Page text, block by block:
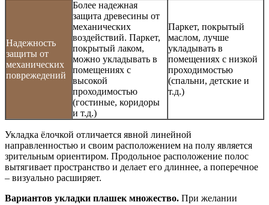
Надежность
защиты от
механических
поврежедений
Более надежная
защита древесины от
механических
воздействий. Паркет,
покрытый лаком,
можно укладывать в
помещениях с
высокой
проходимостью
(гостиные, коридоры
и т.д.)
Паркет, покрытый
маслом, лучше
укладывать в
помещениях с низкой
проходимостью
(спальни, детские и
т.д.)
Укладка ёлочкой отличается явной линейной
направленностью и своим расположением на полу является
зрительным ориентиром. Продольное расположение полос
вытягивает пространство и делает его длиннее, а поперечное
– визуально расширяет.
Вариантов укладки плашек множество. При желании